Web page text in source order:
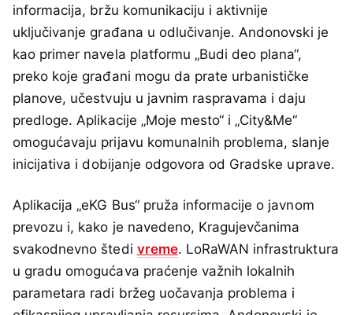
informacija, bržu komunikaciju i aktivnije
uključivanje građana u odlučivanje. Andonovski je
kao primer navela platformu „Budi deo plana“,
preko koje građani mogu da prate urbanističke
planove, učestvuju u javnim raspravama i daju
predloge. Aplikacije „Moje mesto“ i „City&Me“
omogućavaju prijavu komunalnih problema, slanje
inicijativa i dobijanje odgovora od Gradske uprave.
Aplikacija „eKG Bus“ pruža informacije o javnom
prevozu i, kako je navedeno, Kragujevčanima
svakodnevno štedi vreme. LoRaWAN infrastruktura
u gradu omogućava praćenje važnih lokalnih
parametara radi bržeg uočavanja problema i